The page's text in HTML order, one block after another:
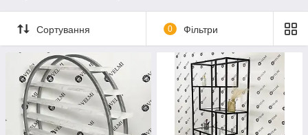
Сортування 0 Фільтри